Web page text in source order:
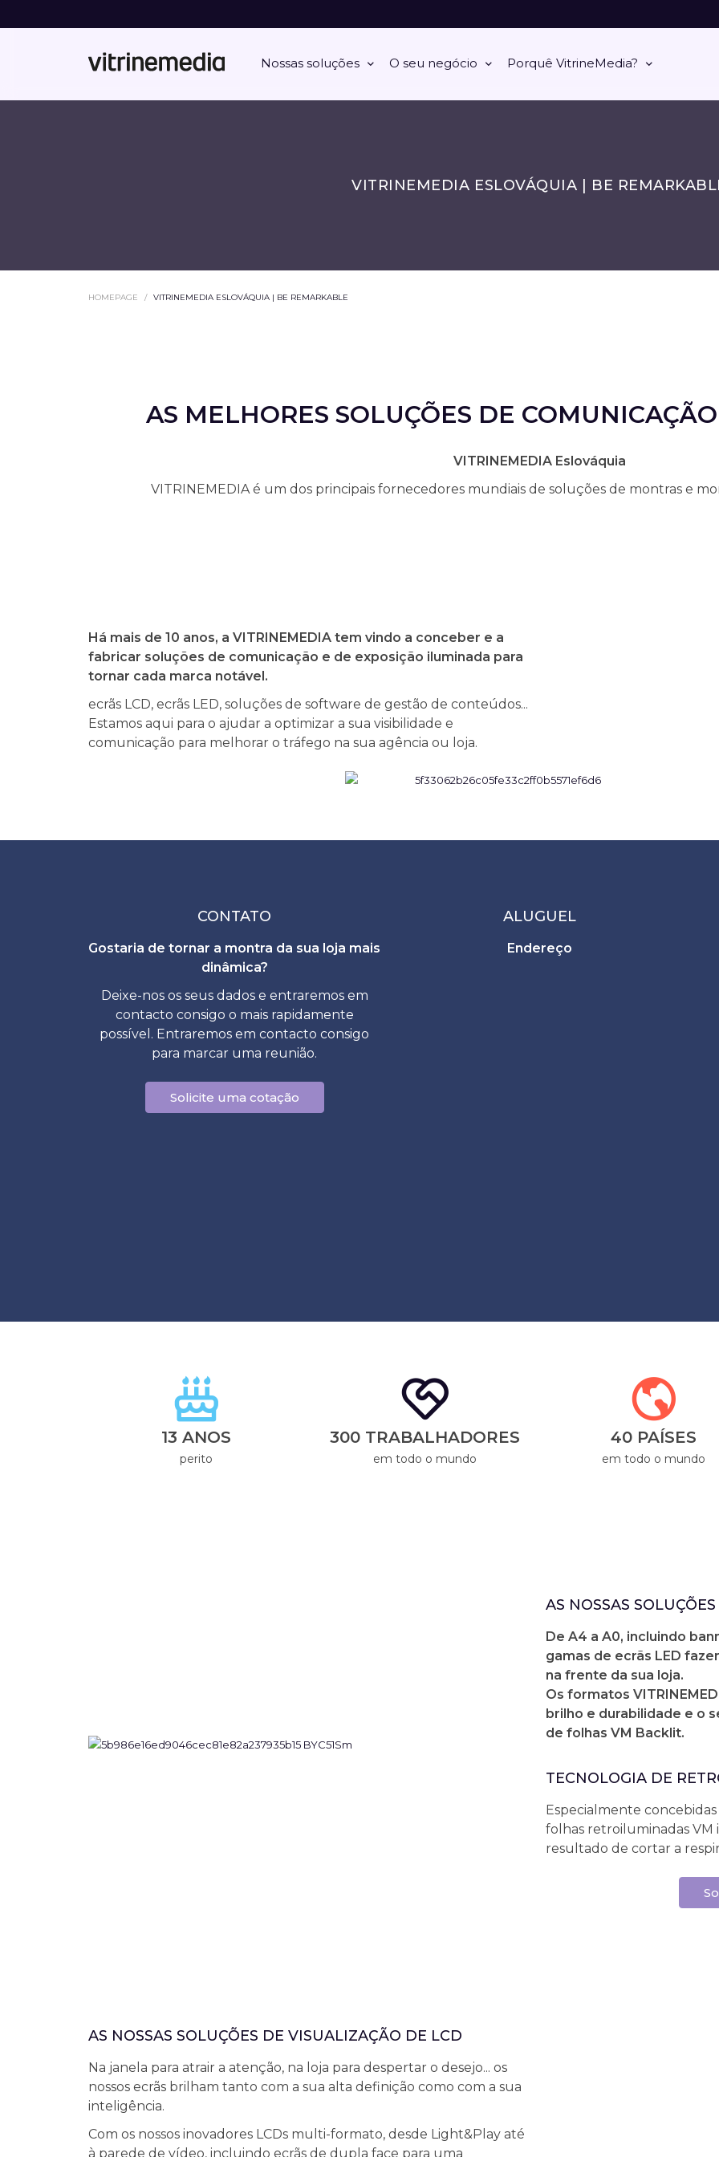
Nossas soluções O seu negócio Porquê VitrineMedia?
VITRINEMEDIA ESLOVÁQUIA | BE
HOMEPAGE VITRINEMEDIA ESLOVÁQUIA | BE REMARKABLE
AS MELHORES SOLUÇÕES DE
VITRINEMEDIA Eslováquia
VITRINEMEDIA é um dos principais fornecedores mundiais de soluções de montras e
Há mais de 10 anos, a VITRINEMEDIA tem vindo a conceber e a
fabricar soluções de comunicação e de exposição iluminada para
tornar cada marca notável.
ecrãs LCD, ecrãs LED, soluções de software de gestão de conteúdos...
Estamos aqui para o ajudar a optimizar a sua visibilidade e
comunicação para melhorar o tráfego na sua agência ou loja.
CONTATO
Gostaria de tornar a montra da sua loja mais
dinâmica?
Deixe-nos os seus dados e entraremos em
contacto consigo o mais rapidamente
possível. Entraremos em contacto consigo
para marcar uma reunião.
Solicite uma cotação
ALUGUEL
Endereço
13 ANOS
perito
300 TRABALHADORES
em todo o mundo
40 PAÍSES
em todo o mundo
AS NOSSAS
De A4 a A0, incluindo
gamas de ecrãs LED
na frente da sua loja.
Os formatos
brilho e durabilidade e o
de folhas VM Backlit.
TECNOLOGIA DE
Especialmente
folhas retroiluminadas VM
resultado de cortar a
AS NOSSAS SOLUÇÕES DE VISUALIZAÇÃO DE LCD
Na janela para atrair a atenção, na loja para despertar o desejo... os
nossos ecrãs brilham tanto com a sua alta definição como com a sua
inteligência.
Com os nossos inovadores LCDs multi-formato, desde Light&Play até
à parede de vídeo, incluindo ecrãs de dupla face para uma